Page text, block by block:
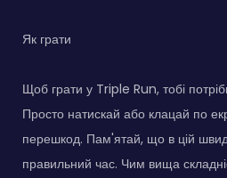
Як грати
Щоб грати у Triple Run, тобі
Просто натискай або клацай по
перешкод. Пам'ятай, що в цій
правильний час. Чим вища